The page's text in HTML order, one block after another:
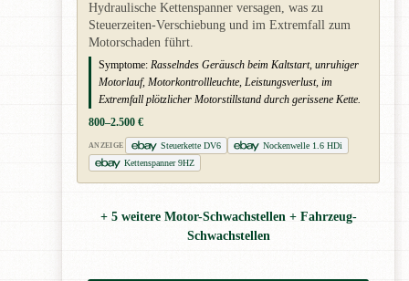
Hydraulische Kettenspanner versagen, was zu
Steuerzeiten-Verschiebung und im Extremfall zum
Motorschaden führt.
Symptome: Rasselndes Geräusch beim Kaltstart, unruhiger
Motorlauf, Motorkontrollleuchte, Leistungsverlust, im
Extremfall plötzlicher Motorstillstand durch gerissene Kette.
800–2.500 €
ANZEIGE Steuerkette DV6
Nockenwelle 1.6 HDi
Kettenspanner 9HZ
+ 5 weitere Motor-Schwachstellen + Fahrzeug-
Schwachstellen